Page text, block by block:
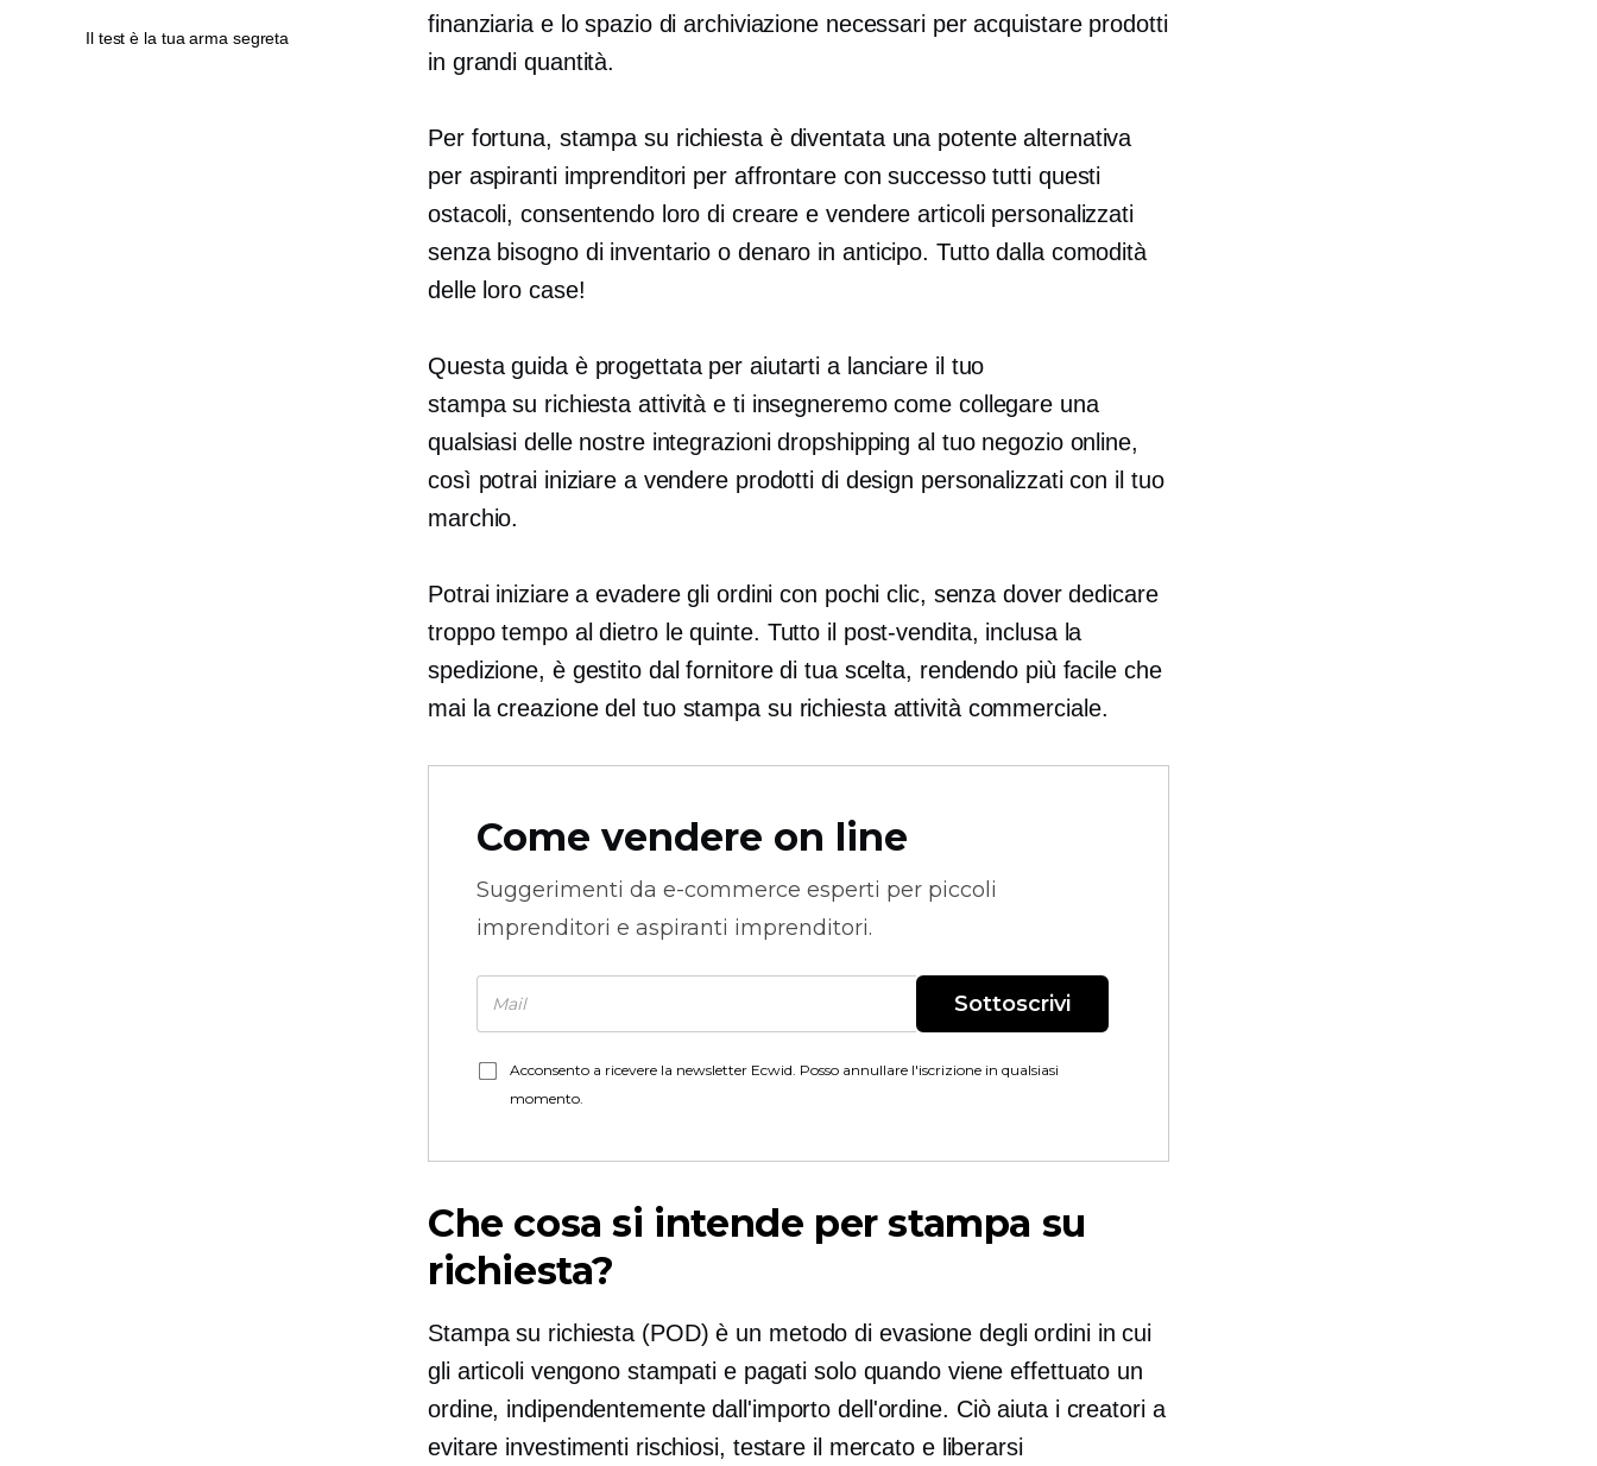
finanziaria e lo spazio di archiviazione necessari per acquistare prodotti
in grandi quantità.
Per fortuna, stampa su richiestaè diventata una potente alternativa
per aspiranti imprenditori per affrontare con successo tutti questi
ostacoli, consentendo loro di creare e vendere articoli personalizzati
senza bisogno di inventario o denaro in anticipo. Tutto dalla comodità
delle loro case!
Questa guida è progettata per aiutarti a lanciare il tuo
stampa su richiesta attività e ti insegneremo come collegare una
qualsiasi delle nostre integrazioni dropshipping al tuo negozio online,
così potrai iniziare a vendere prodotti di design personalizzati con il tuo
marchio.
Potrai iniziare a evadere gli ordini con pochi clic, senza dover dedicare
troppo tempo aldietro le quinte. Tutto il post-vendita, inclusa la
spedizione, è gestito dal fornitore di tua scelta, rendendo più facile che
mai la creazione del tuo stampa su richiestaattività commerciale.
Come vendere on line
Suggerimenti da e-commerce esperti per piccoli
imprenditori e aspiranti imprenditori.
Sottoscrivi
Acconsento a ricevere la newsletter Ecwid. Posso annullare l'iscrizione in qualsiasi
momento.
Che cosa si intende per stampa su
richiesta?
Stampa su richiesta (POD) è un metodo di evasione degli ordini in cui
gli articoli vengono stampati e pagati solo quando viene effettuato un
ordine, indipendentemente dall'importo dell'ordine. Ciò aiuta i creatori a
evitare investimenti rischiosi, testare il mercato e liberarsi
Il test è la tua arma segreta